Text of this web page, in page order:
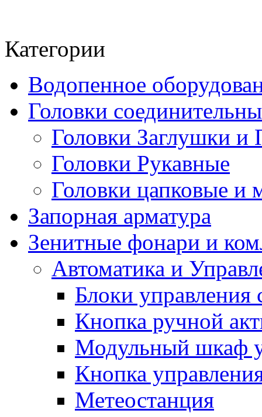
Категории
Водопенное
Головки
Головки Заглушки и
Головки Рукавные
Головки цапковые и
Запорная арматура
Зенитные фонари и
Автоматика и
Блоки
Кнопка ручной
Модульный шкаф
Кнопка
Метеостанция